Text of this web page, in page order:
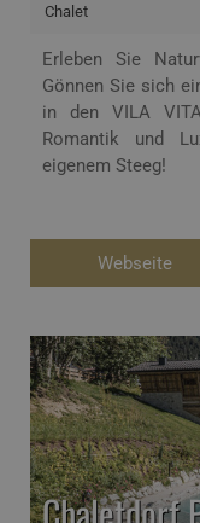
Chalet
Erleben Sie
Gönnen Sie sich
in den VILA
Romantik und
eigenem Steeg!
Webseite